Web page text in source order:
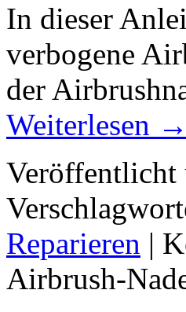
In dieser
verbogene
der
Weiterlesen →
Veröffentlicht
Reparieren |
Airbrush-